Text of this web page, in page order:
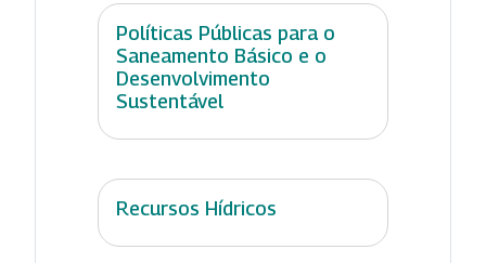
Políticas Públicas para o
Saneamento Básico e o
Desenvolvimento
Sustentável
Recursos Hídricos